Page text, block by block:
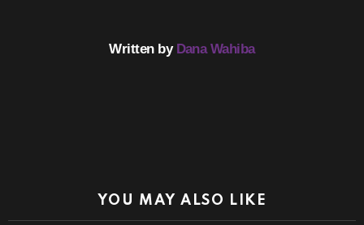
Written by Dana Wahiba
YOU MAY ALSO LIKE